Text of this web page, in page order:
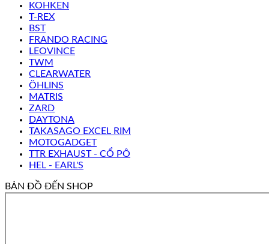
KOHKEN
T-REX
BST
FRANDO RACING
LEOVINCE
TWM
CLEARWATER
ÖHLINS
MATRIS
ZARD
DAYTONA
TAKASAGO EXCEL RIM
MOTOGADGET
TTR EXHAUST - CỔ PÔ
HEL - EARL'S
BẢN ĐỒ ĐẾN SHOP